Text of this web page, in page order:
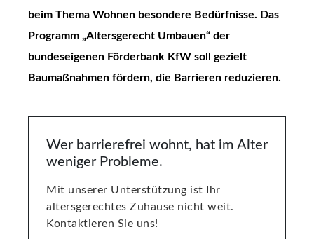
beim Thema Wohnen besondere Bedürfnisse. Das
Programm „Altersgerecht Umbauen“ der
bundeseigenen Förderbank KfW soll gezielt
Baumaßnahmen fördern, die Barrieren reduzieren.
Wer barrierefrei wohnt, hat im Alter
weniger Probleme.
Mit unserer Unterstützung ist Ihr
altersgerechtes Zuhause nicht weit.
Kontaktieren Sie uns!